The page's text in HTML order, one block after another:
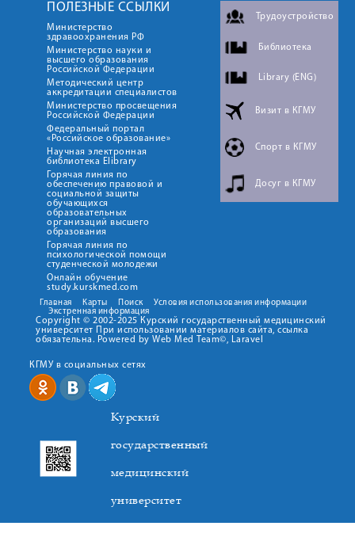
ПОЛЕЗНЫЕ ССЫЛКИ
Министерство
здравоохранения РФ
Министерство науки и
высшего образования
Российской Федерации
Методический центр
аккредитации специалистов
Министерство просвещения
Российской Федерации
Федеральный портал
«Российское образование»
Научная электронная
библиотека Elibrary
Горячая линия по
обеспечению правовой и
социальной защиты
обучающихся
образовательных
организаций высшего
образования
Горячая линия по
психологической помощи
студенческой молодежи
Онлайн обучение
study.kurskmed.com
Трудоустройство
Библиотека
Library (ENG)
Визит в КГМУ
Спорт в КГМУ
Досуг в КГМУ
Главная Карты Поиск
Условия использования информации
Экстренная информация
Copyright © 2002-2025 Курский государственный медицинский
университет При использовании материалов сайта, ссылка
обязательна. Powered by Web Med Team©, Laravel
КГМУ в социальных сетях
Курский
государственный
медицинский
университет